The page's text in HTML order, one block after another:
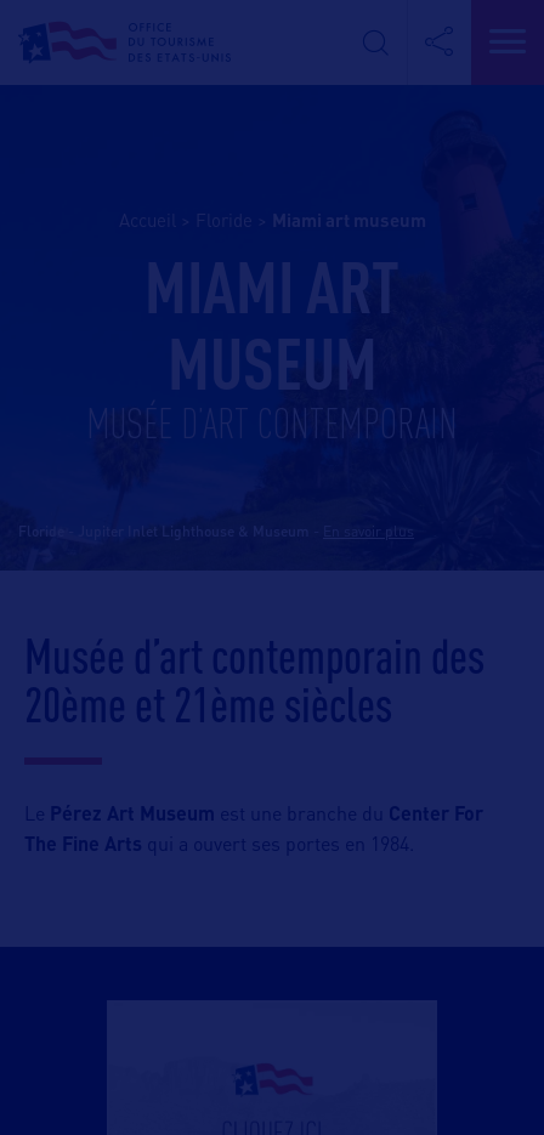
Accueil Floride miami art museum
MIAMI ART
MUSEUM
MUSÉE D’ART CONTEMPORAIN
Floride - Jupiter Inlet Lighthouse & Museum
Musée d’art contemporain des
20ème et 21ème siècles
Le Pérez Art Museum est une branche du Center For
The Fine Arts qui a ouvert ses portes en 1984.